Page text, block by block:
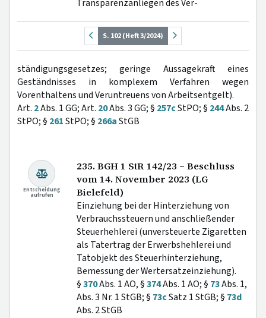
Transparenzanliegen des Ver-
S. 102 (Heft 3/2024)
ständigungsgesetzes; geringe Aussagekraft eines
Geständnisses in komplexem Verfahren wegen
Vorenthaltens und Veruntreuens von Arbeitsentgelt).
Art. 2Abs. 1 GG; Art. 20Abs. 3 GG; § 257cStPO; § 244Abs. 2
StPO; § 261StPO; § 266aStGB
Entscheidung
aufrufen
235. BGH 1 StR 142/23 – Beschluss
vom 14. November 2023 (LG
Bielefeld)
Einziehung bei der Hinterziehung von
Verbrauchssteuern und anschließender
Steuerhehlerei (unversteuerte Zigaretten
als Tatertrag der Erwerbshehlerei und
Tatobjekt des Steuerhinterziehung,
Bemessung der Wertersatzeinziehung).
§370Abs. 1 AO, §374Abs. 1 AO; § 73Abs. 1,
Abs. 3 Nr. 1 StGB; § 73cSatz 1 StGB; § 73d
Abs. 2 StGB